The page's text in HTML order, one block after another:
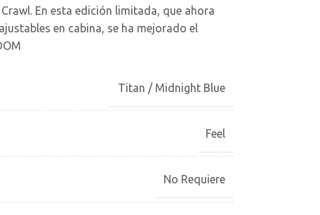
En esta edición limitada, que ahora
en cabina, se ha mejorado el
Titan / Midnight Blue
Feel
No Requiere